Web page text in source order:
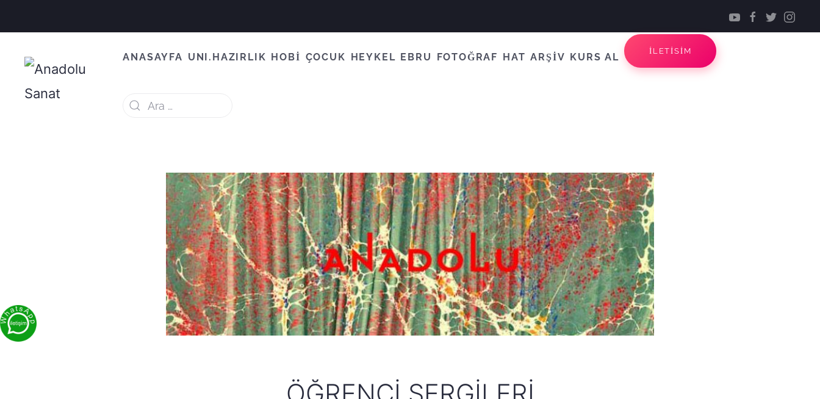
ANASAYFA UNI.HAZIRLIK HOBİ ÇOCUK HEYKEL EBRU FOTOĞRAF HAT ARŞİV KURS AL
İLETİSİM